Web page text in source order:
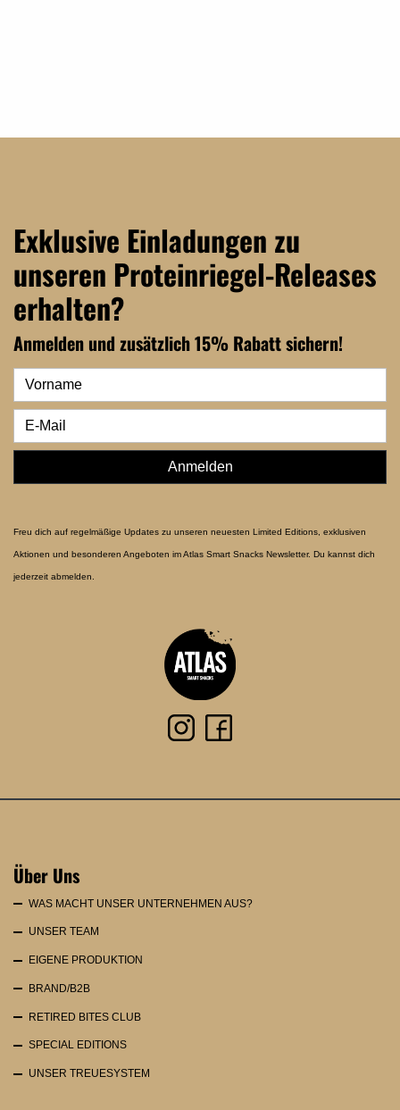
Exklusive Einladungen zu
unseren Proteinriegel-Releases
erhalten?
Anmelden und zusätzlich 15% Rabatt sichern!
Anmelden
Freu dich auf regelmäßige Updates zu unseren neuesten Limited Editions, exklusiven
Aktionen und besonderen Angeboten im Atlas Smart Snacks Newsletter. Du kannst dich
jederzeit abmelden.
Über Uns
WAS MACHT UNSER UNTERNEHMEN AUS?
UNSER TEAM
EIGENE PRODUKTION
BRAND/B2B
RETIRED BITES CLUB
SPECIAL EDITIONS
UNSER TREUESYSTEM